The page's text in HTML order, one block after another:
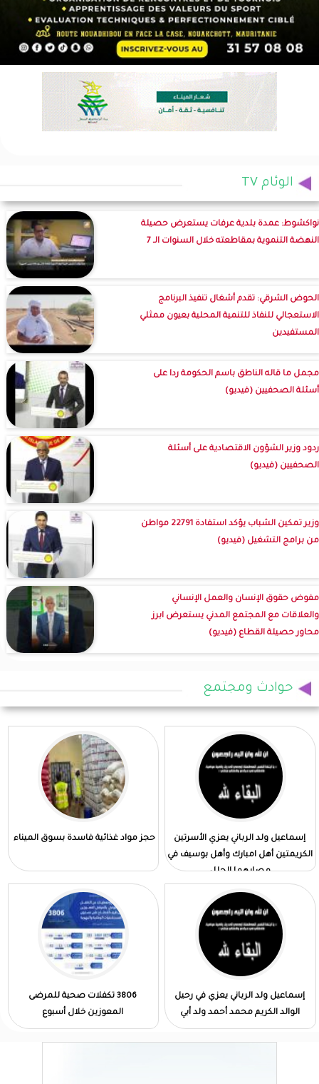
الوئام TV
نواكشوط: عمدة بلدية عرفات يستعرض حصيلة
النهضة التنموية بمقاطعته خلال السنوات الـ 7
الحوض الشرقي: تقدم أشغال تنفيذ البرنامج
الاستعجالي للنفاذ للتنمية المحلية بعيون ممثلي
المستفيدين
مجمل ما قاله الناطق باسم الحكومة ردا على
أسئلة الصحفيين (فيديو)
ردود وزير الشؤون الاقتصادية على أسئلة
الصحفيين (فيديو)
وزير تمكين الشباب يؤكد استفادة 22791 مواطن
من برامج التشغيل (فيديو)
مفوض حقوق الإنسان والعمل الإنساني
والعلاقات مع المجتمع المدني يستعرض ابرز
محاور حصيلة القطاع (فيديو)
حوادث ومجتمع
إسماعيل ولد الرباني يعزي الأسرتين
الكريمتين أهل امبارك وأهل بوسيف في
مصابهما الجلل
حجز مواد غذائية فاسدة بسوق الميناء
إسماعيل ولد الرباني يعزي في رحيل
الوالد الكريم محمد أحمد ولد أبي
3806 تكفلات صحية للمرضى
المعوزين خلال أسبوع